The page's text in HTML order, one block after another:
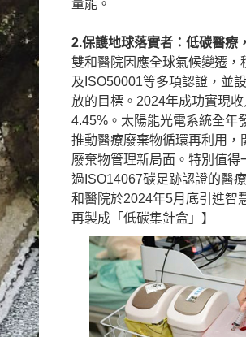
量能。
2.保護地球落實者：低碳醫療
雙和醫院因應全球氣候變遷
及ISO50001等多項認證，並
放的目標。2024年成功實現
4.45%。太陽能光電系統全年
推動醫療廢棄物循環再利用
廢棄物管理新局面。特別值
過ISO14067碳足跡認證的醫
和醫院於2024年5月底引進智
再製成「低碳集針盒」】